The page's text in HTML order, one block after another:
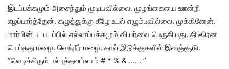
இடப்பக்கமும் அசைந்தும் முடியவில்லை. முழங்கையை ஊன்றி
எழப்பார்த்தேன். கழுத்துக்கு கீழே உடல் எழும்பவில்லை. முக்கினேன்.
மார்பின் படபடப்பில் எல்லாப்பக்கமும் வியர்வை பெருகியது. திடீரென
பெய்தது மழை. வெந்நீர் மழை. கால் இடுக்குகளில் இளஞ்சூடு.
”வெடிச்சிரும் பல்புத்தலய்லாம் # * % & …. . ”